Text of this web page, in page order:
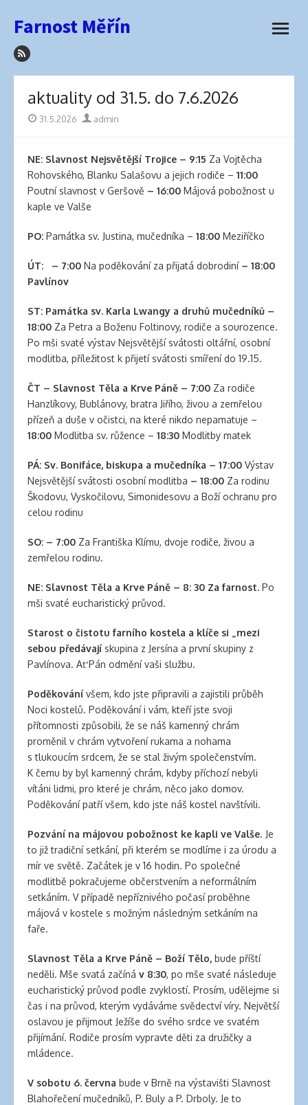
with
lingerie
product
london
clothes
length
auckland
clothes
fuentes
walmart
natural
clothing
na
Farnost Měřín
otevřít
aktuality od 31.5. do 7.6.2026
Publikováno
31.5.2026 Autoradmin
NE: Slavnost Nejsvětější Trojice – 9:15 Za Vojtěcha
Rohovského, Blanku Salašovu a jejich rodiče – 11:00
Poutní slavnost v Geršově – 16:00 Májová pobožnost u
kaple ve Valše
PO: Památka sv. Justina, mučedníka – 18:00 Meziříčko
ÚT: – 7:00 Na poděkování za přijatá dobrodiní – 18:00
Pavlínov
ST: Památka sv. Karla Lwangy a druhů mučedníků –
18:00 Za Petra a Boženu Foltinovy, rodiče a sourozence.
Po mši svaté výstav Nejsvětější svátosti oltářní, osobní
modlitba, příležitost k přijetí svátosti smíření do 19.15.
ČT – Slavnost Těla a Krve Páně – 7:00 Za rodiče
Hanzlíkovy, Bublánovy, bratra Jiřího, živou a zemřelou
přízeň a duše v očistci, na které nikdo nepamatuje –
18:00 Modlitba sv. růžence – 18:30 Modlitby matek
PÁ: Sv. Bonifáce, biskupa a mučedníka – 17:00 Výstav
Nejsvětější svátosti osobní modlitba – 18:00 Za rodinu
Škodovu, Vyskočilovu, Simonidesovu a Boží ochranu pro
celou rodinu
SO: – 7:00 Za Františka Klímu, dvoje rodiče, živou a
zemřelou rodinu.
NE: Slavnost Těla a Krve Páně – 8: 30 Za farnost. Po
mši svaté eucharistický průvod.
Starost o čistotu farního kostela a klíče si „mezi
sebou předávajískupina z Jersína a první skupiny z
Pavlínova. Ať Pán odmění vaši službu.
Poděkovánívšem, kdo jste připravili a zajistili průběh
Noci kostelů. Poděkování i vám, kteří jste svoji
přítomnosti způsobili, že se náš kamenný chrám
proměnil v chrám vytvoření rukama a nohama
s tlukoucím srdcem, že se stal živým společenstvím.
K čemu by byl kamenný chrám, kdyby příchozí nebyli
vítáni lidmi, pro které je chrám, něco jako domov.
Poděkování patří všem, kdo jste náš kostel navštívili.
Pozvání na májovou pobožnost ke kapli ve Valše. Je
to již tradiční setkání, při kterém se modlíme i za úrodu a
mír ve světě. Začátek je v 16 hodin. Po společné
modlitbě pokračujeme občerstvením a neformálním
setkáním. V případě nepříznivého počasí proběhne
májová v kostele s možným následným setkáním na
faře.
Slavnost Těla a Krve Páně – Boží Tělo, bude příští
neděli. Mše svatá začíná v 8:30, po mše svaté následuje
eucharistický průvod podle zvyklostí. Prosím, udělejme si
čas i na průvod, kterým vydáváme svědectví víry. Největší
oslavou je přijmout Ježíše do svého srdce ve svatém
přijímání. Rodiče prosím vypravte děti za družičky a
mládence.
V sobotu 6. června bude v Brně na výstavišti Slavnost
Blahořečení mučedníků, P. Buly a P. Drboly. Je to